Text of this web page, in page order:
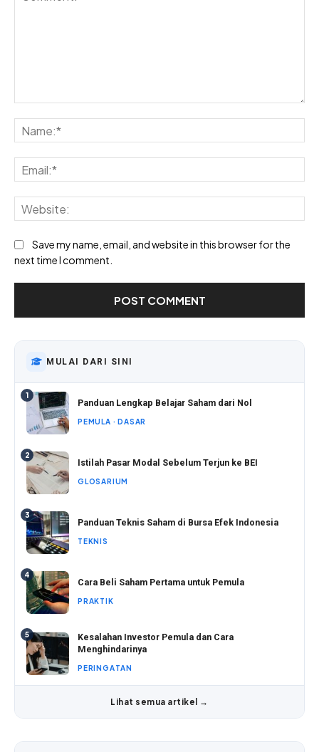
Save my name, email, and website in this browser for the
next time I comment.
MULAI DARI SINI
1
Panduan Lengkap Belajar Saham dari Nol
PEMULA · DASAR
2
Istilah Pasar Modal Sebelum Terjun ke BEI
GLOSARIUM
3
Panduan Teknis Saham di Bursa Efek Indonesia
TEKNIS
4
Cara Beli Saham Pertama untuk Pemula
PRAKTIK
5
Kesalahan Investor Pemula dan Cara
Menghindarinya
PERINGATAN
Lihat semua artikel →